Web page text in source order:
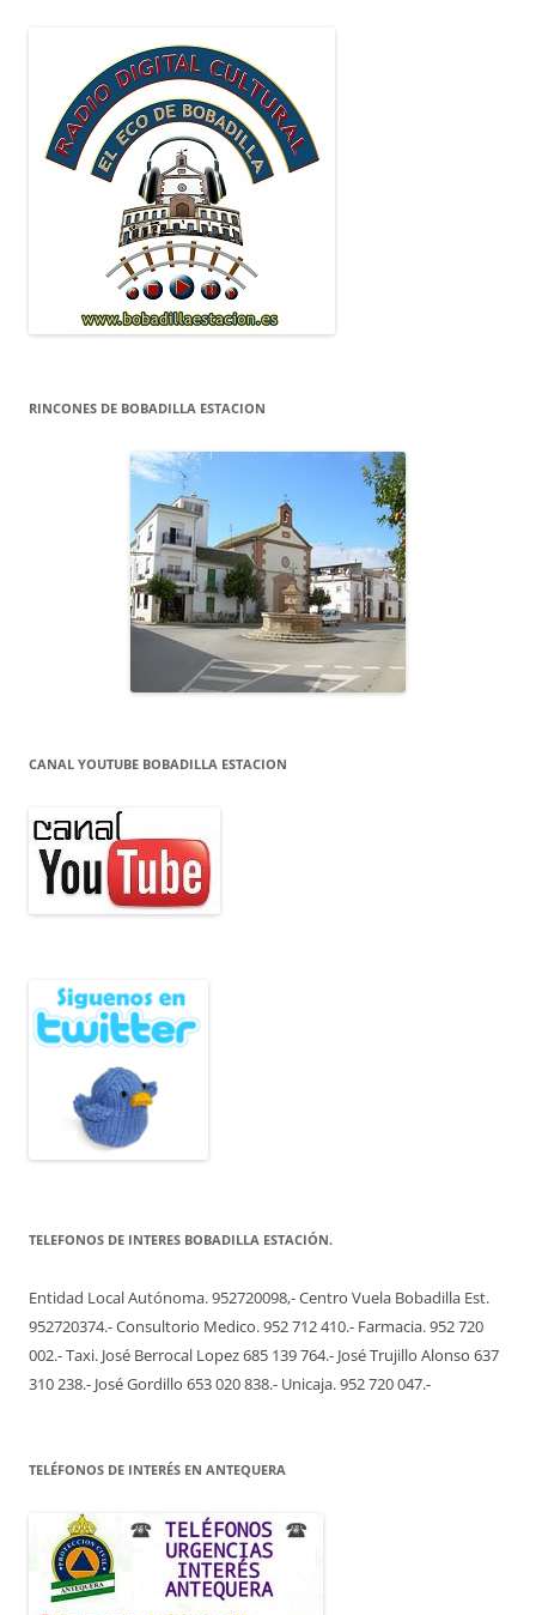
RINCONES DE BOBADILLA ESTACION
CANAL YOUTUBE BOBADILLA ESTACION
TELEFONOS DE INTERES BOBADILLA ESTACIÓN.
Entidad Local Autónoma. 952720098,- Centro Vuela Bobadilla Est.
952720374.- Consultorio Medico. 952 712 410.- Farmacia. 952 720
002.- Taxi. José Berrocal Lopez 685 139 764.- José Trujillo Alonso 637
310 238.- José Gordillo 653 020 838.- Unicaja. 952 720 047.-
TELÉFONOS DE INTERÉS EN ANTEQUERA